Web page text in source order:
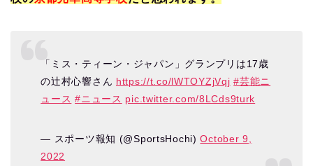
「ミス・ティーン・ジャパン」グランプリは17歳
の辻村心響さん https://t.co/lWTOYZjVqj #芸能ニ
ュース #ニュース pic.twitter.com/8LCds9turk
— スポーツ報知 (@SportsHochi)October 9,
2022